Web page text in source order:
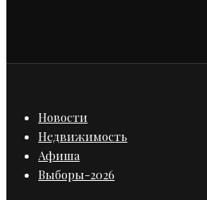
Новости
Недвижимость
Афиша
Выборы-2026